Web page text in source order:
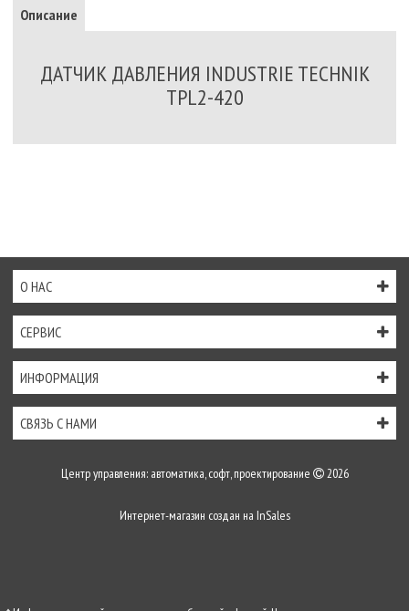
Описание
ДАТЧИК ДАВЛЕНИЯ INDUSTRIE TECHNIK
TPL2-420
О НАС
СЕРВИС
ИНФОРМАЦИЯ
СВЯЗЬ С НАМИ
Центр управления: автоматика, софт, проектирование 2026
Интернет-магазин создан на InSales